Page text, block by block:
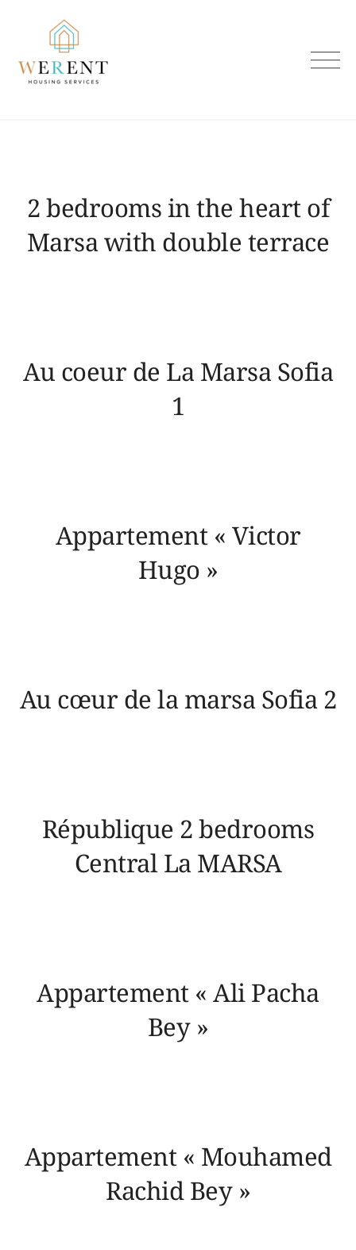
2 bedrooms in the heart of
Marsa with double terrace
Au coeur de La Marsa Sofia
1
Appartement « Victor
Hugo »
Au cœur de la marsa Sofia 2
République 2 bedrooms
Central La MARSA
Appartement « Ali Pacha
Bey »
Appartement « Mouhamed
Rachid Bey »